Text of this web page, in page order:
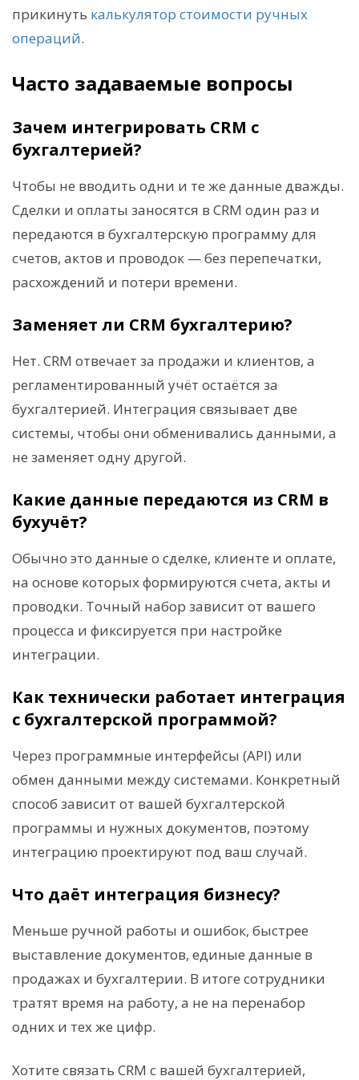
прикинуть калькулятор стоимости ручных
операций.
Часто задаваемые вопросы
Зачем интегрировать CRM с
бухгалтерией?
Чтобы не вводить одни и те же данные дважды.
Сделки и оплаты заносятся в CRM один раз и
передаются в бухгалтерскую программу для
счетов, актов и проводок — без перепечатки,
расхождений и потери времени.
Заменяет ли CRM бухгалтерию?
Нет. CRM отвечает за продажи и клиентов, а
регламентированный учёт остаётся за
бухгалтерией. Интеграция связывает две
системы, чтобы они обменивались данными, а
не заменяет одну другой.
Какие данные передаются из CRM в
бухучёт?
Обычно это данные о сделке, клиенте и оплате,
на основе которых формируются счета, акты и
проводки. Точный набор зависит от вашего
процесса и фиксируется при настройке
интеграции.
Как технически работает интеграция
с бухгалтерской программой?
Через программные интерфейсы (API) или
обмен данными между системами. Конкретный
способ зависит от вашей бухгалтерской
программы и нужных документов, поэтому
интеграцию проектируют под ваш случай.
Что даёт интеграция бизнесу?
Меньше ручной работы и ошибок, быстрее
выставление документов, единые данные в
продажах и бухгалтерии. В итоге сотрудники
тратят время на работу, а не на перенабор
одних и тех же цифр.
Хотите связать CRM с вашей бухгалтерией,